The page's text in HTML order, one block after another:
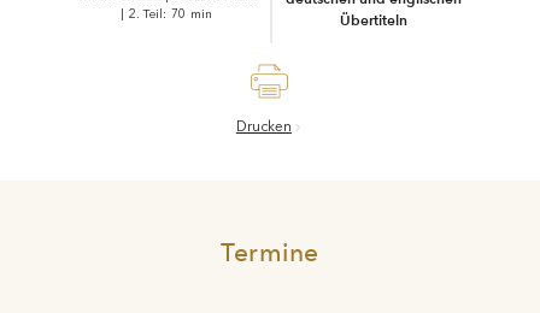
2. Teil: 70 min
Übertiteln
Drucken
Termine